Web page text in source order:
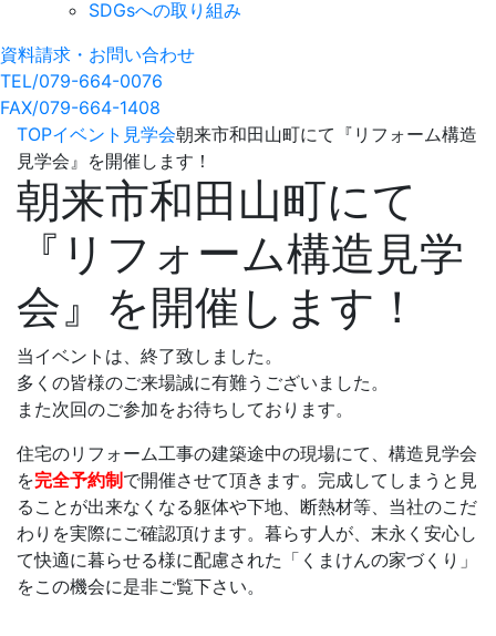
SDGsへの取り組み
資料請求・お問い合わせ
TEL/079-664-0076
FAX/079-664-1408
TOPイベント 見学会朝来市和田山町にて『リフォーム構造
見学会』を開催します！
朝来市和田山町にて
『リフォーム構造見学
会』を開催します！
当イベントは、終了致しました。
多くの皆様のご来場誠に有難うございました。
また次回のご参加をお待ちしております。
住宅のリフォーム工事の建築途中の現場にて、構造見学会
を完全予約制 で開催させて頂きます。完成してしまうと見
ることが出来なくなる躯体や下地、断熱材等、当社のこだ
わりを実際にご確認頂けます。暮らす人が、末永く安心し
て快適に暮らせる様に配慮された「くまけんの家づくり」
をこの機会に是非ご覧下さい。